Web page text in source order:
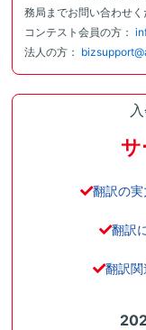
務局までお問い合わせく
コンテスト会員の方：
法人の方：
サ
翻訳の
翻訳
翻訳関